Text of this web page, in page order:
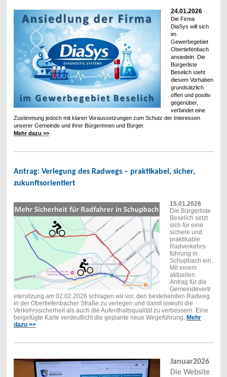
24.01.2026
Die Firma
DiaSys will sich
im
Gewerbegebiet
Obertiefenbach
ansiedeln. Die
Bürgerliste
Beselich steht
diesem Vorhaben
grundsätzlich
offen und positiv
gegenüber,
verbindet eine
Zustimmung jedoch mit klaren Voraussetzungen zum Schutz der Interessen
unserer Gemeinde und ihrer Bürgerinnen und Bürger.
Mehr dazu >>
Antrag: Verlegung des Radwegs – praktikabel, sicher,
zukunftsorientiert
15.01.2026
Die Bürgerliste
Beselich setzt
sich für eine
sichere und
praktikable
Radverkehrs-
führung in
Schupbach ein.
Mit einem
aktuellen
Antrag für die
Gemeindevertr
etersitzung am 02.02.2026 schlagen wir vor, den bestehenden Radweg
in der Obertiefenbacher Straße zu verlegen und damit sowohl die
Verkehrssicherheit als auch die Aufenthaltsqualität zu verbessern. Eine
beigefügte Karte verdeutlicht die geplante neue Wegeführung. Mehr
dazu >>
Januar2026
Die Website